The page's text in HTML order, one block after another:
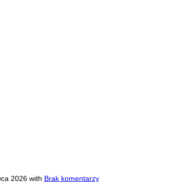
2026 with Brak komentarzy